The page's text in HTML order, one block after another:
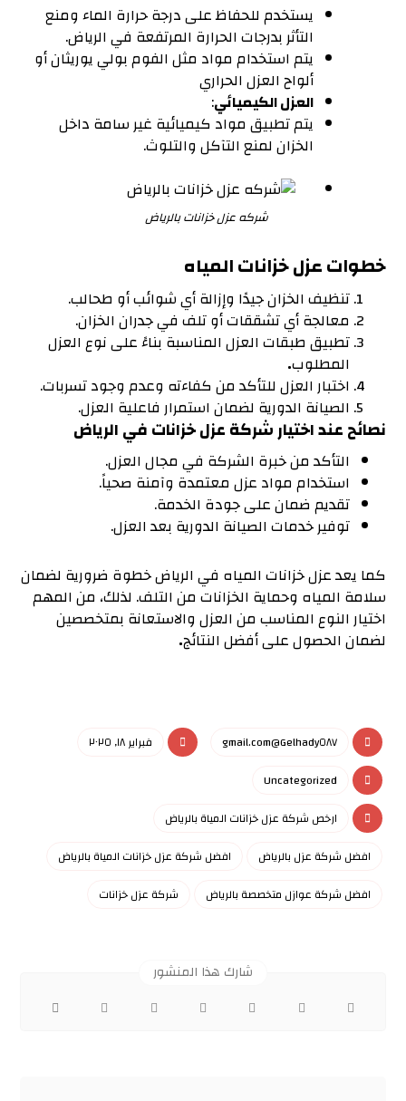
يستخدم للحفاظ على درجة حرارة الماء ومنع
التأثر بدرجات الحرارة المرتفعة في الرياض.
يتم استخدام مواد مثل الفوم بولي يوريثان أو
ألواح العزل الحراري
العزل الكيميائي:
يتم تطبيق مواد كيميائية غير سامة داخل
الخزان لمنع التآكل والتلوث.
شركه عزل خزانات بالرياض
خطوات عزل خزانات المياه
تنظيف الخزان جيدًا وإزالة أي شوائب أو طحالب.
معالجة أي تشققات أو تلف في جدران الخزان.
تطبيق طبقات العزل المناسبة بناءً على نوع العزل
المطلوب.
اختبار العزل للتأكد من كفاءته وعدم وجود تسربات.
الصيانة الدورية لضمان استمرار فاعلية العزل.
نصائح عند اختيار شركة عزل خزانات في الرياض
التأكد من خبرة الشركة في مجال العزل.
استخدام مواد عزل معتمدة وآمنة صحياً.
تقديم ضمان على جودة الخدمة.
توفير خدمات الصيانة الدورية بعد العزل.
كما يعد عزل خزانات المياه في الرياض خطوة ضرورية لضمان
سلامة المياه وحماية الخزانات من التلف. لذلك، من المهم
اختيار النوع المناسب من العزل والاستعانة بمتخصصين
لضمان الحصول على أفضل النتائج.
Gelhady٥٨٧@gmail.com
فبراير ١٨, ٢٠٢٥
Uncategorized
ارخص شركة عزل خزانات المياة بالرياض
افضل شركة عزل بالرياض
افضل شركة عزل خزانات المياة بالرياض
افضل شركة عوازل متخصصة بالرياض
شركة عزل خزانات